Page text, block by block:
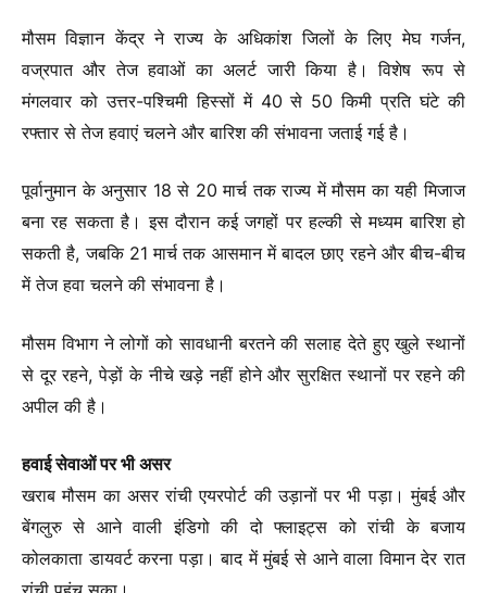
मौसम विज्ञान केंद्र ने राज्य के अधिकांश जिलों के लिए मेघ गर्जन,
वज्रपात और तेज हवाओं का अलर्ट जारी किया है। विशेष रूप से
मंगलवार को उत्तर-पश्चिमी हिस्सों में 40 से 50 किमी प्रति घंटे की
रफ्तार से तेज हवाएं चलने और बारिश की संभावना जताई गई है।
पूर्वानुमान के अनुसार 18 से 20 मार्च तक राज्य में मौसम का यही मिजाज
बना रह सकता है। इस दौरान कई जगहों पर हल्की से मध्यम बारिश हो
सकती है, जबकि 21 मार्च तक आसमान में बादल छाए रहने और बीच-बीच
में तेज हवा चलने की संभावना है।
मौसम विभाग ने लोगों को सावधानी बरतने की सलाह देते हुए खुले स्थानों
से दूर रहने, पेड़ों के नीचे खड़े नहीं होने और सुरक्षित स्थानों पर रहने की
अपील की है।
हवाई सेवाओं पर भी असर
खराब मौसम का असर रांची एयरपोर्ट की उड़ानों पर भी पड़ा। मुंबई और
बेंगलुरु से आने वाली इंडिगो की दो फ्लाइट्स को रांची के बजाय
कोलकाता डायवर्ट करना पड़ा। बाद में मुंबई से आने वाला विमान देर रात